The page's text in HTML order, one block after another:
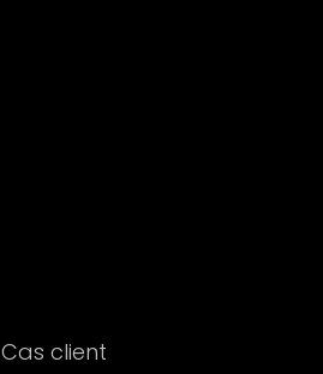
Cas client